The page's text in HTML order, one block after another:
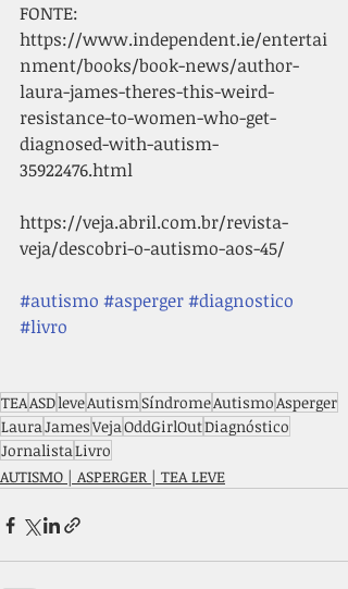
FONTE:
https://www.independent.ie/entertai
nment/books/book-news/author-
laura-james-theres-this-weird-
resistance-to-women-who-get-
diagnosed-with-autism-
35922476.html
https://veja.abril.com.br/revista-
veja/descobri-o-autismo-aos-45/
#autismo #asperger#diagnostico
#livro
TEAASDleveAutismSíndromeAutismoAsperger
LauraJamesVejaOddGirlOutDiagnóstico
JornalistaLivro
AUTISMO | ASPERGER | TEA LEVE